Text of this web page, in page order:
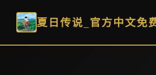
夏日传说_官方中文免